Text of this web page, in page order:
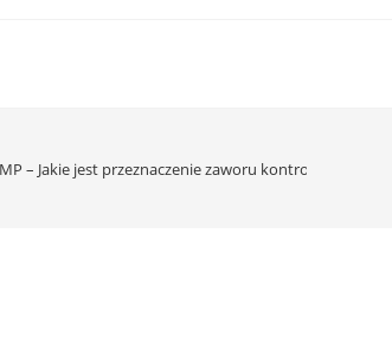
– Jakie jest przeznaczenie zaworu kontroli